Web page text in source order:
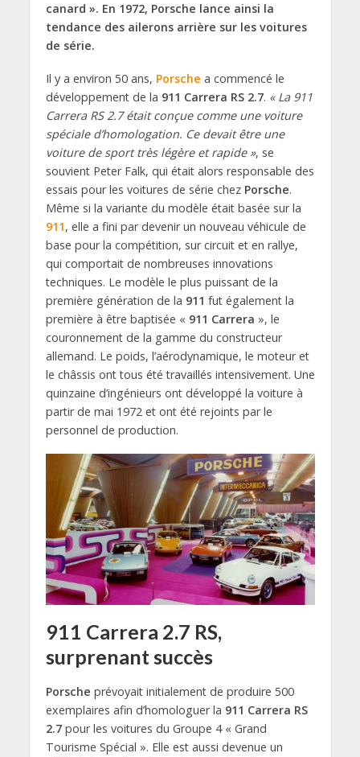
canard ». En 1972, Porsche lance ainsi la
tendance des ailerons arrière sur les voitures
de série.
Il y a environ 50 ans, Porsche a commencé le
développement de la 911 Carrera RS 2.7. « La 911
Carrera RS 2.7 était conçue comme une voiture
spéciale d’homologation. Ce devait être une
voiture de sport très légère et rapide », se
souvient Peter Falk, qui était alors responsable des
essais pour les voitures de série chez Porsche.
Même si la variante du modèle était basée sur la
911, elle a fini par devenir un nouveau véhicule de
base pour la compétition, sur circuit et en rallye,
qui comportait de nombreuses innovations
techniques. Le modèle le plus puissant de la
première génération de la 911 fut également la
première à être baptisée « 911 Carrera », le
couronnement de la gamme du constructeur
allemand. Le poids, l’aérodynamique, le moteur et
le châssis ont tous été travaillés intensivement. Une
quinzaine d’ingénieurs ont développé la voiture à
partir de mai 1972 et ont été rejoints par le
personnel de production.
911 Carrera 2.7 RS,
surprenant succès
Porsche prévoyait initialement de produire 500
exemplaires afin d’homologuer la 911 Carrera RS
2.7pour les voitures du Groupe 4 « Grand
Tourisme Spécial ». Elle est aussi devenue un